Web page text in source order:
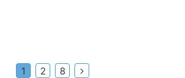
1 2 8
次